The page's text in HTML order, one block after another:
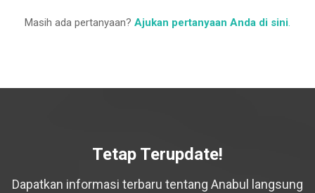
Masih ada pertanyaan? Ajukan pertanyaan Anda di sini.
Tetap Terupdate!
Dapatkan informasi terbaru tentang Anabul langsung